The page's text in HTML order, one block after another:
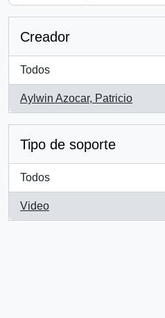
Creador
Todos
Aylwin Azocar, Patricio
, 1 resultados
Tipo de soporte
Todos
Video
, 1 resultados